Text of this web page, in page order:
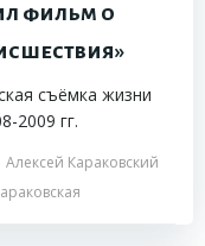
фильм о
съёмка жизни
2009 гг.
Алексей Караковский